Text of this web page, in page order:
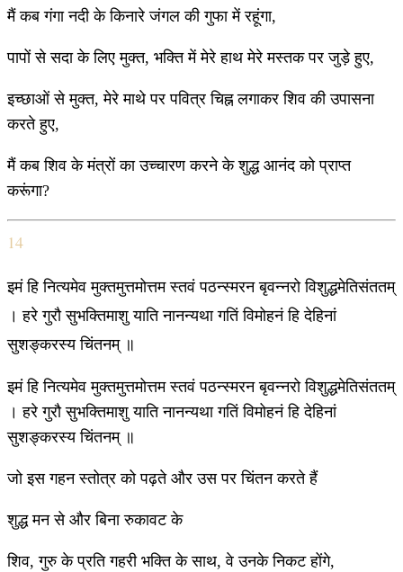
मैं कब गंगा नदी के किनारे जंगल की गुफा में रहूंगा,
पापों से सदा के लिए मुक्त, भक्ति में मेरे हाथ मेरे मस्तक पर जुड़े हुए,
इच्छाओं से मुक्त, मेरे माथे पर पवित्र चिह्न लगाकर शिव की उपासना
करते हुए,
मैं कब शिव के मंत्रों का उच्चारण करने के शुद्ध आनंद को प्राप्त
करूंगा?
14
इमं हि नित्यमेव मुक्तमुत्तमोत्तम स्तवं पठन्स्मरन बृवन्नरो विशुद्धमेतिसंततम्
। हरे गुरौ सुभक्तिमाशु याति नानन्यथा गतिं विमोहनं हि देहिनां
सुशङ्करस्य चिंतनम् ॥
इमं हि नित्यमेव मुक्तमुत्तमोत्तम स्तवं पठन्स्मरन बृवन्नरो विशुद्धमेतिसंततम्
। हरे गुरौ सुभक्तिमाशु याति नानन्यथा गतिं विमोहनं हि देहिनां
सुशङ्करस्य चिंतनम् ॥
जो इस गहन स्तोत्र को पढ़ते और उस पर चिंतन करते हैं
शुद्ध मन से और बिना रुकावट के
शिव, गुरु के प्रति गहरी भक्ति के साथ, वे उनके निकट होंगे,